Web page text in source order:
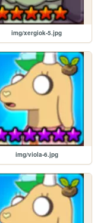
img/xergiok-5.jpg
img/viola-6.jpg